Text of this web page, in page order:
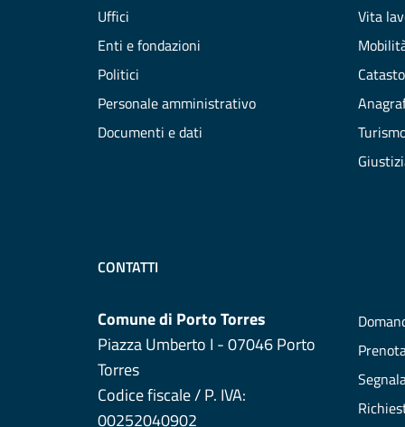
Uffici
Enti e fondazioni
Politici
Personale amministrativo
Documenti e dati
Vita
CONTATTI
Comune di Porto Torres
Piazza Umberto I - 07046 Porto
Torres
Codice fiscale / P. IVA:
00252040902